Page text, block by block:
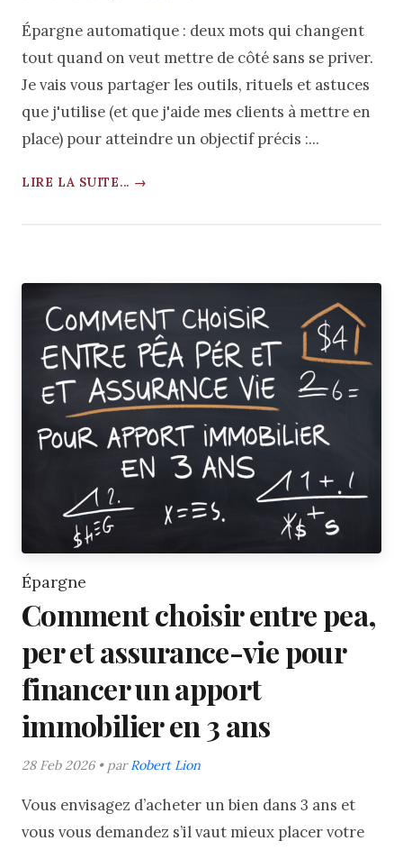
Épargne automatique : deux mots qui changent
tout quand on veut mettre de côté sans se priver.
Je vais vous partager les outils, rituels et astuces
que j'utilise (et que j'aide mes clients à mettre en
place) pour atteindre un objectif précis :...
LIRE LA SUITE... →
Épargne
Comment choisir entre pea,
per et assurance-vie pour
financer un apport
immobilier en 3 ans
28 Feb 2026 • parRobert Lion
Vous envisagez d’acheter un bien dans 3 ans et
vous vous demandez s’il vaut mieux placer votre